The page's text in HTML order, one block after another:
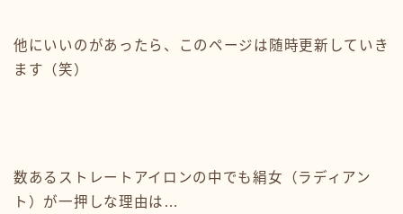
他にいいのがあったら、このページは随時更新していき
ます（笑）
数あるストレートアイロンの中でも絹女（ラディアン
ト）が一押しな理由は…